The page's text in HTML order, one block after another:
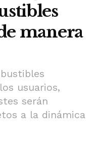
manera
usuarios,
serán
a la dinámica